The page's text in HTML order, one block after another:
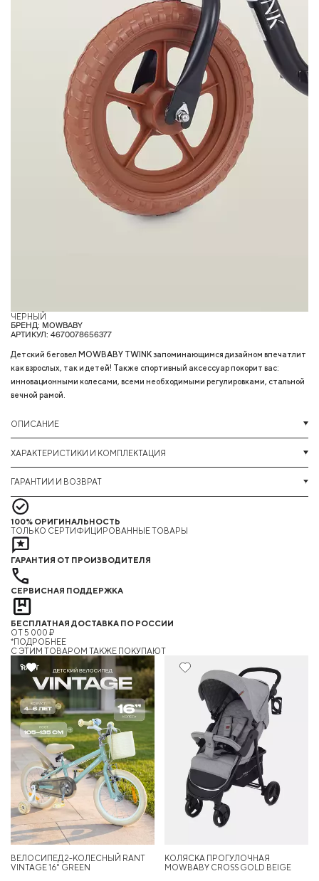
ЧЕРНЫЙ
БРЕНД: MOWBABY
АРТИКУЛ: 4670078656377
Детский беговел MOWBABY TWINK запоминающимся дизайном впечатлит
как взрослых, так и детей! Также спортивный аксессуар покорит вас:
инновационными колесами, всеми необходимыми регулировками, стальной
вечной рамой.
ОПИСАНИЕ
ХАРАКТЕРИСТИКИ И КОМПЛЕКТАЦИЯ
ГАРАНТИИ И ВОЗВРАТ
100% ОРИГИНАЛЬНОСТЬ
ТОЛЬКО СЕРТИФИЦИРОВАННЫЕ ТОВАРЫ
ГАРАНТИЯ ОТ ПРОИЗВОДИТЕЛЯ
СЕРВИСНАЯ ПОДДЕРЖКА
БЕСПЛАТНАЯ ДОСТАВКА ПО РОССИИ
ОТ 5 000 ₽
*ПОДРОБНЕЕ
C ЭТИМ ТОВАРОМ ТАКЖЕ ПОКУПАЮТ
ВЕЛОСИПЕД 2-КОЛЕСНЫЙ RANT
VINTAGE 16" GREEN
КОЛЯСКА ПРОГУЛОЧНАЯ
MOWBABY CROSS GOLD BEIGE